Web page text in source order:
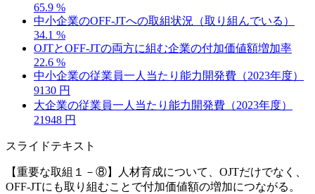
65.9 %
中小企業のOFF-JTへの取組状況（取り組んでいる）
34.1 %
OJTとOFF-JTの両方に組む企業の付加価値額増加率
22.6 %
中小企業の従業員一人当たり能力開発費（2023年度）
9130 円
大企業の従業員一人当たり能力開発費（2023年度）
21948 円
スライドテキスト
【重要な取組１－⑧】人材育成について、OJTだけでなく、
OFF-JTにも取り組むことで付加価値額の増加につながる。